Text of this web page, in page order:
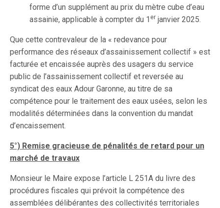
forme d’un supplément au prix du mètre cube d’eau
assainie, applicable à compter du 1 er janvier 2025.
Que cette contrevaleur de la « redevance pour
performance des réseaux d’assainissement collectif » est
facturée et encaissée auprès des usagers du service
public de l’assainissement collectif et reversée au
syndicat des eaux Adour Garonne, au titre de sa
compétence pour le traitement des eaux usées, selon les
modalités déterminées dans la convention du mandat
d’encaissement.
5°) Remise gracieuse de pénalités de retard pour un
marché de travaux
Monsieur le Maire expose l’article L 251A du livre des
procédures fiscales qui prévoit la compétence des
assemblées délibérantes des collectivités territoriales